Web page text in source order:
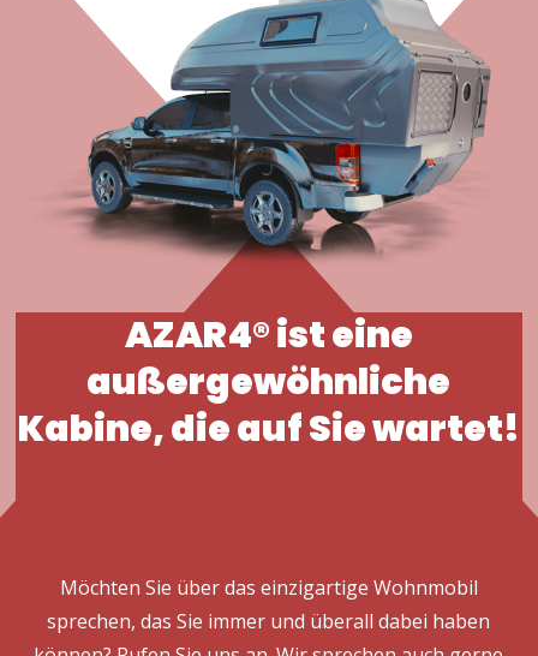
AZAR4® ist eine
außergewöhnliche
Kabine, die auf Sie wartet!
Möchten Sie über das einzigartige Wohnmobil
sprechen, das Sie immer und überall dabei haben